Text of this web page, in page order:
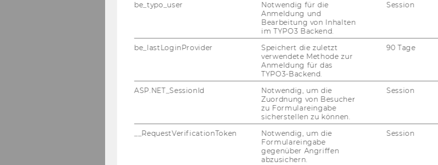
be_typo_user
Notwendig für die
Anmeldung und
Bearbeitung von Inhalten
im TYPO3 Backend.
Session
be_lastLoginProvider
Speichert die zuletzt
verwendete Methode zur
Anmeldung für das
TYPO3-Backend.
90 Tage
ASP.NET_SessionId
Notwendig, um die
Zuordnung von Besucher
zu Formulareingabe
sicherstellen zu können.
Session
__RequestVerificationToken
Notwendig, um die
Formulareingabe
gegenüber Angriffen
abzusichern.
Session